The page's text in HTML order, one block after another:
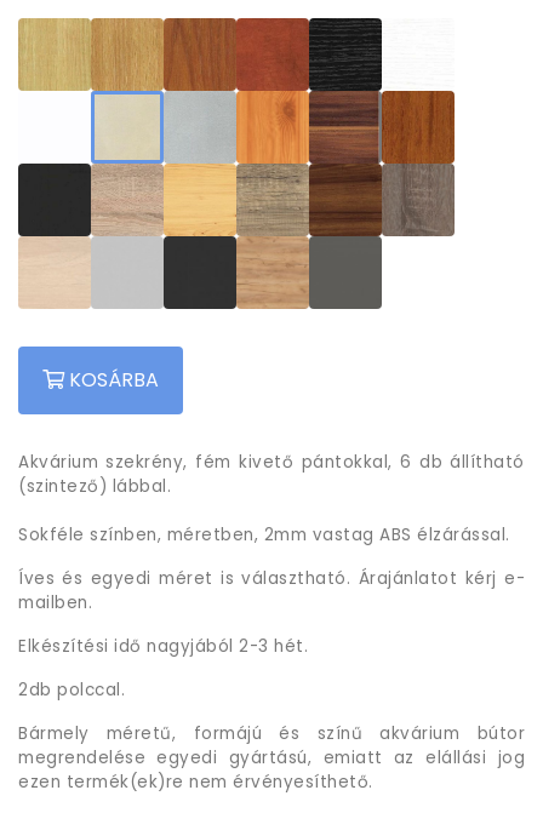
KOSÁRBA
Akvárium szekrény, fém kivető pántokkal, 6 db állítható
(szintező) lábbal.
Sokféle színben, méretben, 2mm vastag ABS élzárással.
Íves és egyedi méret is választható. Árajánlatot kérj e-
mailben.
Elkészítési idő nagyjából 2-3 hét.
2db polccal.
Bármely méretű, formájú és színű akvárium bútor
megrendelése egyedi gyártású, emiatt az elállási jog
ezen termék(ek)re nem érvényesíthető.